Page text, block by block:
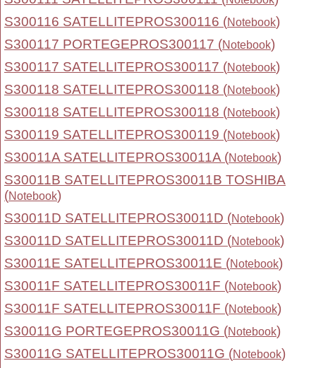
S300116 SATELLITEPROS300116 (Notebook)
S300117 PORTEGEPROS300117 (Notebook)
S300117 SATELLITEPROS300117 (Notebook)
S300118 SATELLITEPROS300118 (Notebook)
S300118 SATELLITEPROS300118 (Notebook)
S300119 SATELLITEPROS300119 (Notebook)
S30011A SATELLITEPROS30011A (Notebook)
S30011B SATELLITEPROS30011B TOSHIBA
(Notebook)
S30011D SATELLITEPROS30011D (Notebook)
S30011D SATELLITEPROS30011D (Notebook)
S30011E SATELLITEPROS30011E (Notebook)
S30011F SATELLITEPROS30011F (Notebook)
S30011F SATELLITEPROS30011F (Notebook)
S30011G PORTEGEPROS30011G (Notebook)
S30011G SATELLITEPROS30011G (Notebook)